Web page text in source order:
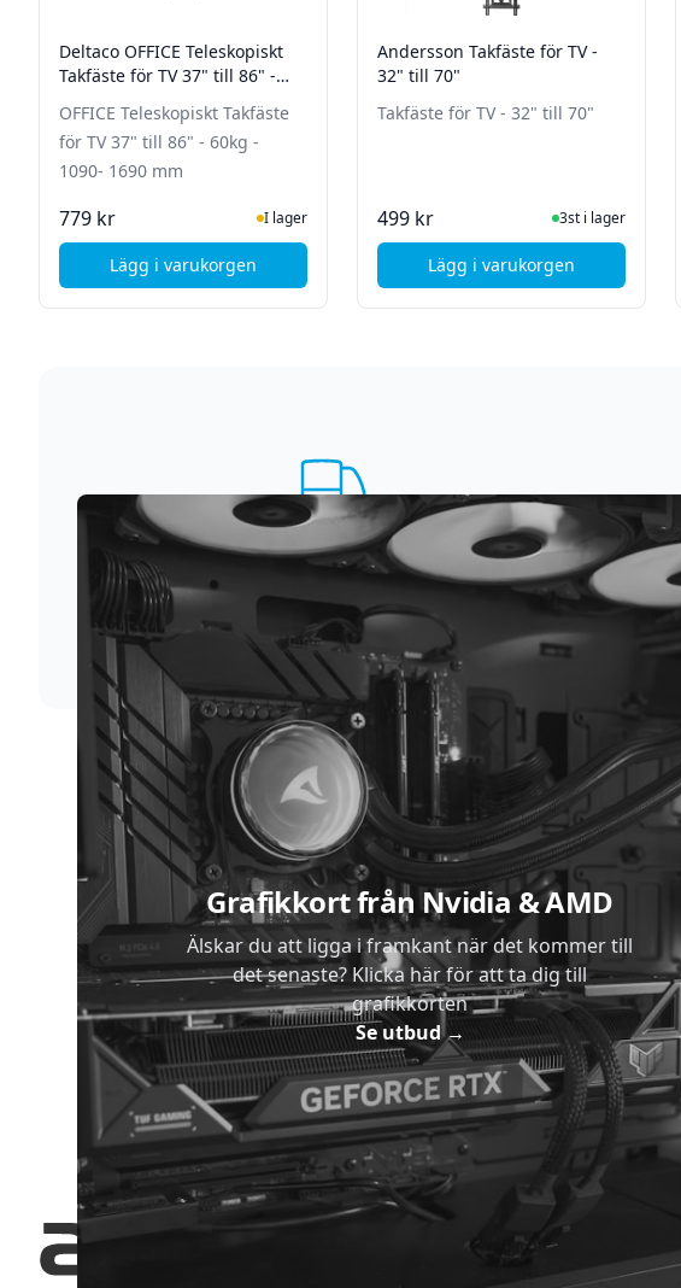
Deltaco OFFICE Teleskopiskt
Takfäste för TV 37" till 86" -
OFFICE Teleskopiskt Takfäste
för TV 37" till 86" - 60kg -
1090- 1690 mm
779 kr I lager
Lägg i varukorgen, Deltaco OFFICE Teleskopiskt Takfäste för TV 37" till 86" -
Andersson Takfäste för TV -
32" till 70"
Takfäste för TV - 32" till 70"
499 kr I Lager3st i lager
Lägg i varukorgen, Andersson Takfäste
Supersnabb leverans
Vi förstår att du inte vill vänta. Därför packar och
skickar vi dina varor med blixtens hastighet
Varför
Grafikkort från Nvidia & AMD
Älskar du att ligga i framkant när det kommer till
det senaste? Klicka här för att ta dig till
grafikkorten
Se utbud→
Kontakt &